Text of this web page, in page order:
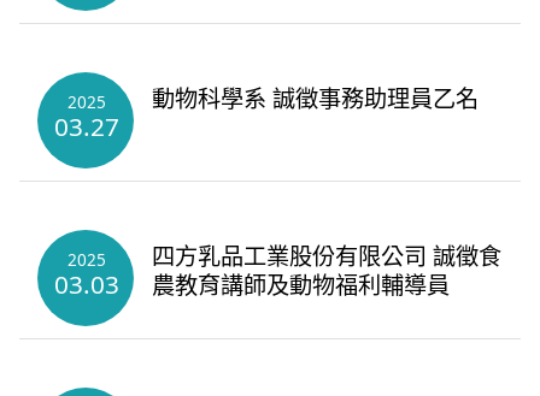
2025
03.27
動物科學系 誠徵事務助理員乙名
2025
03.03
四方乳品工業股份有限公司 誠徵食
農教育講師及動物福利輔導員